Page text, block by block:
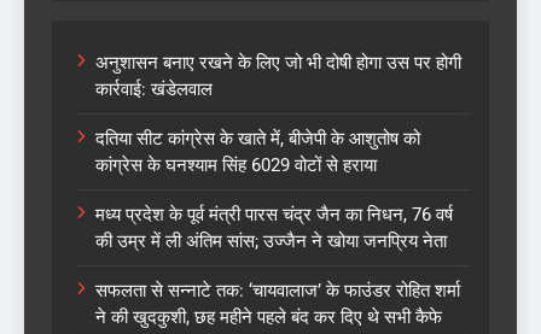
अनुशासन बनाए रखने के लिए जो भी दोषी होगा उस पर होगी
कार्रवाई: खंडेलवाल
दतिया सीट कांग्रेस के खाते में, बीजेपी के आशुतोष को
कांग्रेस के घनश्याम सिंह 6029 वोटों से हराया
मध्य प्रदेश के पूर्व मंत्री पारस चंद्र जैन का निधन, 76 वर्ष
की उम्र में ली अंतिम सांस; उज्जैन ने खोया जनप्रिय नेता
सफलता से सन्नाटे तक: ‘चायवालाज’ के फाउंडर रोहित शर्मा
ने की खुदकुशी, छह महीने पहले बंद कर दिए थे सभी कैफे